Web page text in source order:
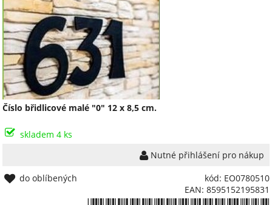
Číslo břidlicové malé "0" 12 x 8,5 cm.
skladem 4 ks
Nutné přihlášení pro nákup
kód: EO0780510
EAN: 8595152195831
do oblíbených